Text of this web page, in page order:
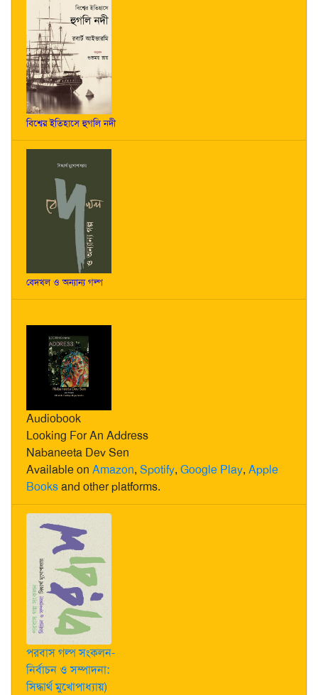
বিশ্বের ইতিহাসে হুগলি নদী
বেদখল ও অন্যান্য গল্প
Audiobook
Looking For An Address
Nabaneeta Dev Sen
Available on Amazon, Spotify, Google Play, Apple
Booksand other platforms.
পরবাস গল্প সংকলন-
নির্বাচন ও সম্পাদনা:
সিদ্ধার্থ মুখোপাধ্যায়)